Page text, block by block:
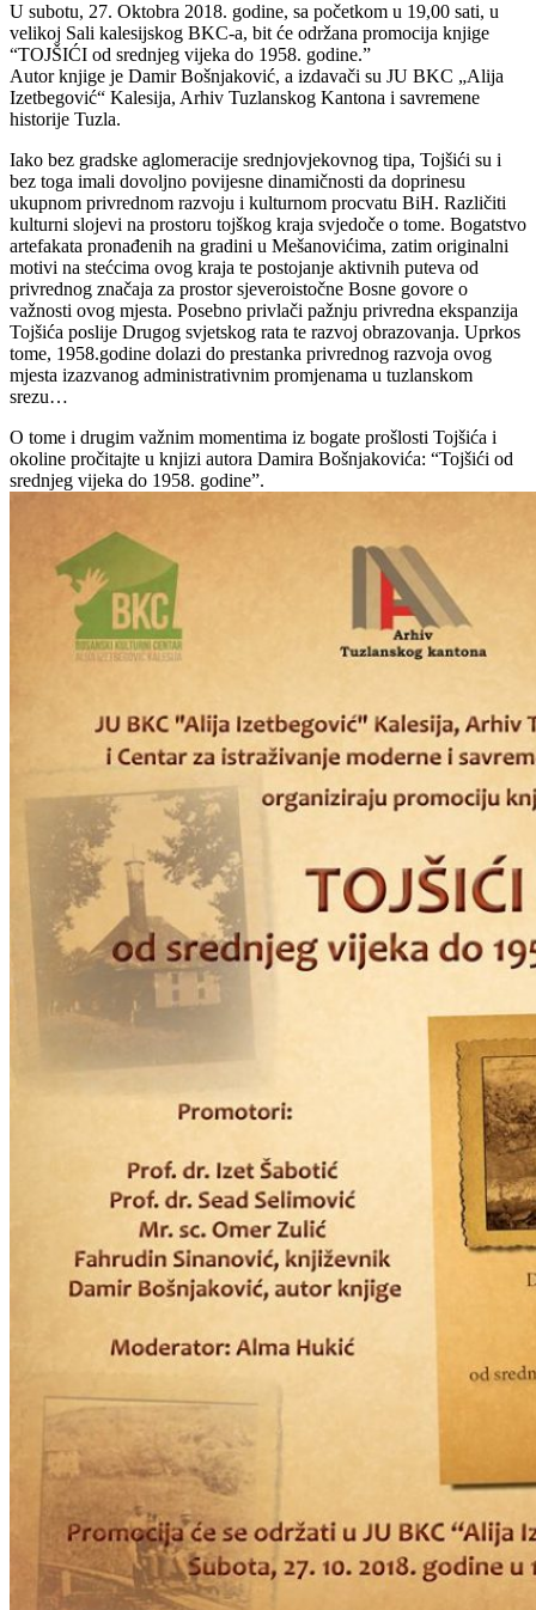
U subotu, 27. Oktobra 2018. godine, sa početkom u 19,00 sati, u
velikoj Sali kalesijskog BKC-a, bit će održana promocija knjige
“TOJŠIĆI od srednjeg vijeka do 1958. godine.”
Autor knjige je Damir Bošnjaković, a izdavači su JU BKC „Alija
Izetbegović“ Kalesija, Arhiv Tuzlanskog Kantona i savremene
historije Tuzla.
Iako bez gradske aglomeracije srednjovjekovnog tipa, Tojšići su i
bez toga imali dovoljno povijesne dinamičnosti da doprinesu
ukupnom privrednom razvoju i kulturnom procvatu BiH. Različiti
kulturni slojevi na prostoru tojškog kraja svjedoče o tome. Bogatstvo
artefakata pronađenih na gradini u Mešanovićima, zatim originalni
motivi na stećcima ovog kraja te postojanje aktivnih puteva od
privrednog značaja za prostor sjeveroistočne Bosne govore o
važnosti ovog mjesta. Posebno privlači pažnju privredna ekspanzija
Tojšića poslije Drugog svjetskog rata te razvoj obrazovanja. Uprkos
tome, 1958.godine dolazi do prestanka privrednog razvoja ovog
mjesta izazvanog administrativnim promjenama u tuzlanskom
srezu…
O tome i drugim važnim momentima iz bogate prošlosti Tojšića i
okoline pročitajte u knjizi autora Damira Bošnjakovića: “Tojšići od
srednjeg vijeka do 1958. godine”.